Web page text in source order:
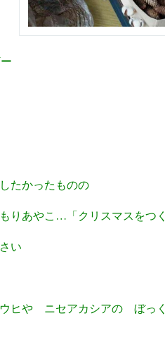
たかったものの
あやこ…「クリスマスをつ
い
ヒや ニセアカシアの ぼっ